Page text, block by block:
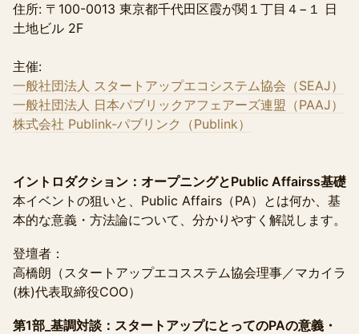
住所: 〒100-0013 東京都千代田区霞が関１丁目４−１ 日
土地ビル 2F
主催:
一般社団法人 スタートアップエコシステム協会（SEAJ）
一般社団法人 日本パブリックアフェアーズ連盟（PAAJ）
株式会社 Publink-パブリンク（Publink）
イントロダクション：オープニングとPublic Affairss基礎
本イベントの狙いと、Public Affairs（PA）とは何か、基
本的な意義・方法論について、分かりやすく解説します。
登壇者：
高橋朗（スタートアップエコスステム協会理事／マカイラ
(株)代表取締役COO）
第1部_基調対談：スタートアップにとってのPAの意義・